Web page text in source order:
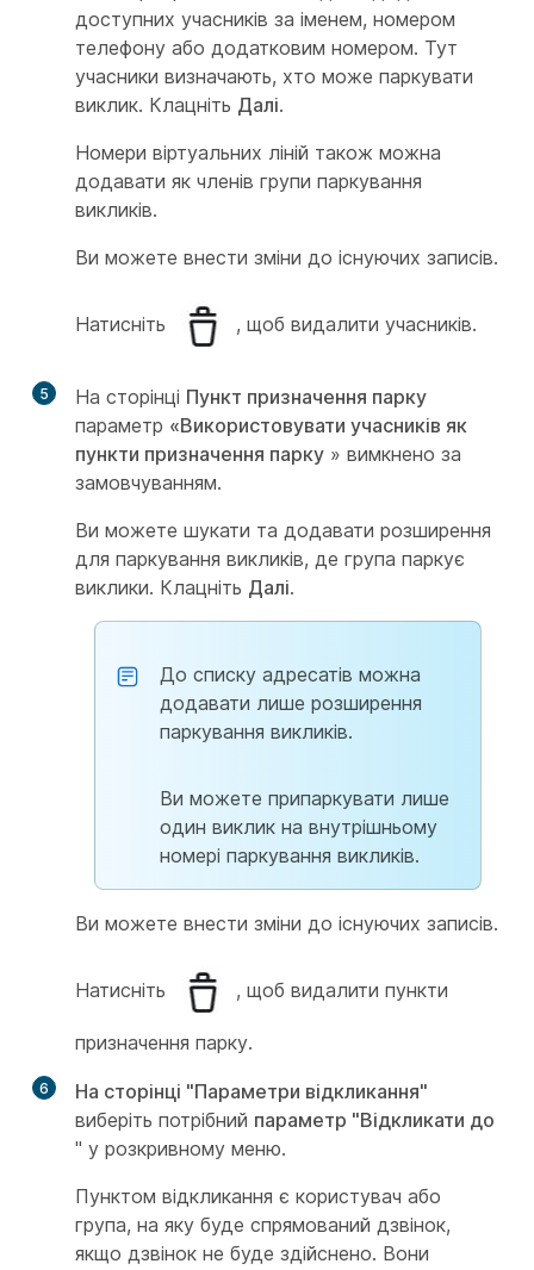
доступних учасників за іменем, номером
телефону або додатковим номером. Тут
учасники визначають, хто може паркувати
виклик. Клацніть Далі.
Номери віртуальних ліній також можна
додавати як членів групи паркування
викликів.
Ви можете внести зміни до існуючих записів.
Натисніть , щоб видалити учасників.
5 На сторінці Пункт призначення парку
параметр «Використовувати учасників як
пункти призначення парку » вимкнено за
замовчуванням.
Ви можете шукати та додавати розширення
для паркування викликів, де група паркує
виклики. Клацніть Далі.
До списку адресатів можна
додавати лише розширення
паркування викликів.
Ви можете припаркувати лише
один виклик на внутрішньому
номері паркування викликів.
Ви можете внести зміни до існуючих записів.
Натисніть , щоб видалити пункти
призначення парку.
6
На сторінці "Параметри відкликання"
виберіть потрібний параметр "Відкликати до
" у розкривному меню.
Пунктом відкликання є користувач або
група, на яку буде спрямований дзвінок,
якщо дзвінок не буде здійснено. Вони